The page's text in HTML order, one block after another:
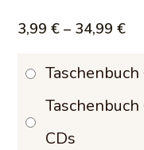
3,99€ – 34,99€
CDs